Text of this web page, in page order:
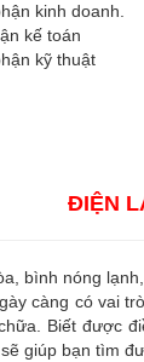
kinh doanh.
kế toán
kỹ thuật
ĐIỆN
bình nóng
càng có vai
Biết được
sẽ giúp bạn tìm